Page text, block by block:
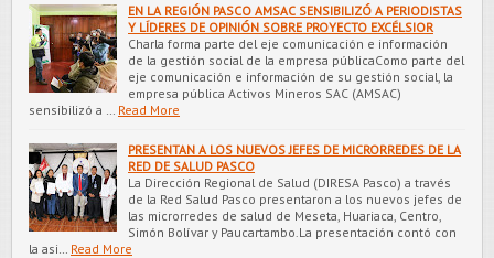
EN LA REGIÓN PASCO AMSAC SENSIBILIZÓ A PERIODISTAS
Y LÍDERES DE OPINIÓN SOBRE PROYECTO EXCÉLSIOR
Charla forma parte del eje comunicación e información
de la gestión social de la empresa públicaComo parte del
eje comunicación e información de su gestión social, la
empresa pública Activos Mineros SAC (AMSAC)
sensibilizó a …
Read More
PRESENTAN A LOS NUEVOS JEFES DE MICRORREDES DE LA
RED DE SALUD PASCO
La Dirección Regional de Salud (DIRESA Pasco) a través
de la Red Salud Pasco presentaron a los nuevos jefes de
las microrredes de salud de Meseta, Huariaca, Centro,
Simón Bolívar y Paucartambo.La presentación contó con
la asi…
Read More